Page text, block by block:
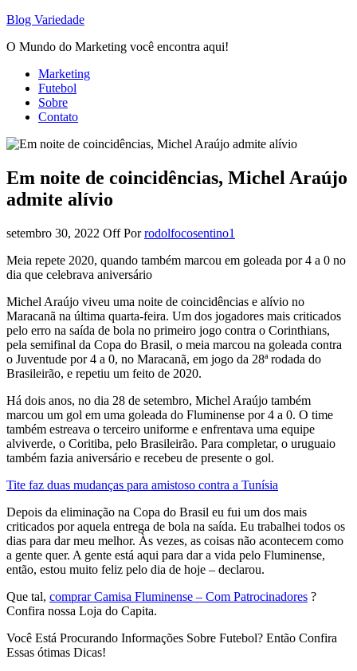
Blog Variedade
O Mundo do Marketing você encontra aqui!
Marketing
Futebol
Sobre
Contato
Em noite de coincidências, Michel Araújo
admite alívio
setembro 30, 2022 OffPor rodolfocosentino1
Meia repete 2020, quando também marcou em goleada por 4 a 0 no
dia que celebrava aniversário
Michel Araújo viveu uma noite de coincidências e alívio no
Maracanã na última quarta-feira. Um dos jogadores mais criticados
pelo erro na saída de bola no primeiro jogo contra o Corinthians,
pela semifinal da Copa do Brasil, o meia marcou na goleada contra
o Juventude por 4 a 0, no Maracanã, em jogo da 28ª rodada do
Brasileirão, e repetiu um feito de 2020.
Há dois anos, no dia 28 de setembro, Michel Araújo também
marcou um gol em uma goleada do Fluminense por 4 a 0. O time
também estreava o terceiro uniforme e enfrentava uma equipe
alviverde, o Coritiba, pelo Brasileirão. Para completar, o uruguaio
também fazia aniversário e recebeu de presente o gol.
Tite faz duas mudanças para amistoso contra a Tunísia
Depois da eliminação na Copa do Brasil eu fui um dos mais
criticados por aquela entrega de bola na saída. Eu trabalhei todos os
dias para dar meu melhor. Às vezes, as coisas não acontecem como
a gente quer. A gente está aqui para dar a vida pelo Fluminense,
então, estou muito feliz pelo dia de hoje – declarou.
Que tal, comprar Camisa Fluminense – Com Patrocinadores ?
Confira nossa Loja do Capita.
Você Está Procurando Informações Sobre Futebol? Então Confira
Essas ótimas Dicas!